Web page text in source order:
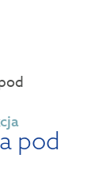
pod